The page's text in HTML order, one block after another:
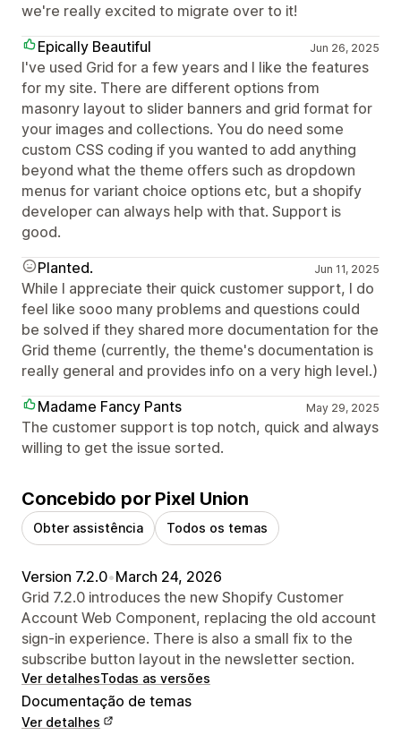
we're really excited to migrate over to it!
Epically Beautiful
Jun 26, 2025
I've used Grid for a few years and I like the features
for my site. There are different options from
masonry layout to slider banners and grid format for
your images and collections. You do need some
custom CSS coding if you wanted to add anything
beyond what the theme offers such as dropdown
menus for variant choice options etc, but a shopify
developer can always help with that. Support is
good.
Planted.
Jun 11, 2025
While I appreciate their quick customer support, I do
feel like sooo many problems and questions could
be solved if they shared more documentation for the
Grid theme (currently, the theme's documentation is
really general and provides info on a very high level.)
Madame Fancy Pants
May 29, 2025
The customer support is top notch, quick and always
willing to get the issue sorted.
Concebido por Pixel Union
Obter assistência Todos os temas
Version 7.2.0•March 24, 2026
Grid 7.2.0 introduces the new Shopify Customer
Account Web Component, replacing the old account
sign-in experience. There is also a small fix to the
subscribe button layout in the newsletter section.
Ver detalhesTodas as versões
Documentação de temas
Ver detalhes